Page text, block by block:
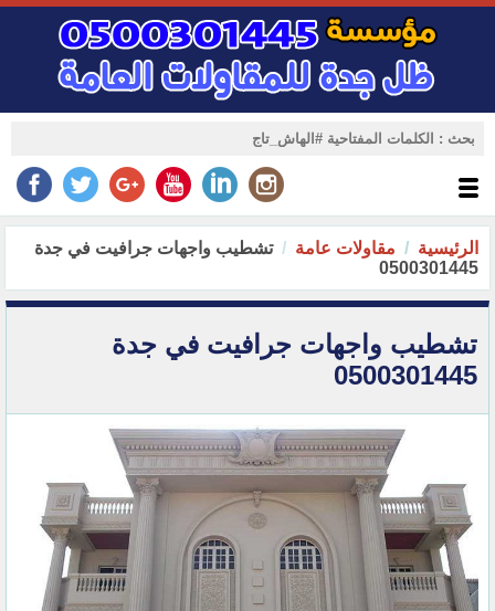
الرئيسية مقاولات عامة
تشطيب واجهات جرافيت في جدة
0500301445
تشطيب واجهات جرافيت في جدة
0500301445